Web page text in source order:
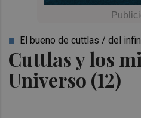
Cuttlas y los
Universo (12)
El bueno de cuttlas / del